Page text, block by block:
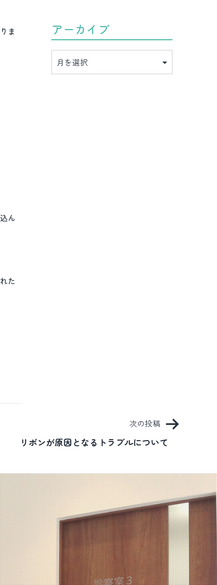
ま
ん
た
アーカイブ
イ
次の投稿
リボンが原因となるトラブルについて